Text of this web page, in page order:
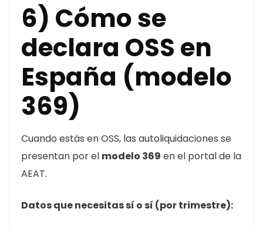
6) Cómo se
declara OSS en
España (modelo
369)
Cuando estás en OSS, las autoliquidaciones se
presentan por el modelo 369 en el portal de la
AEAT.
Datos que necesitas sí o sí (por trimestre):